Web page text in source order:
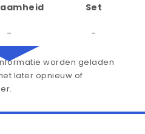
-
Set
-
worden geladen
later opnieuw of